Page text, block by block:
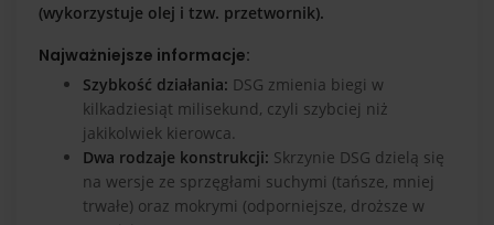
(wykorzystuje olej i tzw. przetwornik).
Najważniejsze informacje:
Szybkość działania: DSG zmienia biegi w
kilkadziesiąt milisekund, czyli szybciej niż
jakikolwiek kierowca.
Dwa rodzaje konstrukcji: Skrzynie DSG dzielą się
na wersje ze sprzęgłami suchymi (tańsze, mniej
trwałe) oraz mokrymi (odporniejsze, droższe w